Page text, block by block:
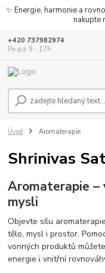
✨ Energie, harmonie a
nakupte
+420 737982974
Po-pá 9 - 17h
Úvod Aromaterapie
Shrinivas
Aromaterapie –
mysli
Objevte sílu
tělo, mysl i prostor.
vonných produktů
energie i vnitřní